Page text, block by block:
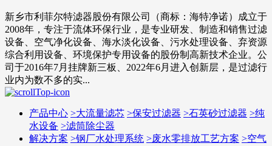
新乡市利菲尔特滤器股份有限公司（商标：海特净诺）成立于
2008年，专注于流体环保行业，是专业研发、制造和销售过滤
设备、空气净化设备、海水淡化设备、污水处理设备、弃资源
综合利用设备、环境保护专用设备的股份制高新技术企业。公
司于2016年7月挂牌新三板、2022年6月进入创新层，是过滤行
业内为数不多的实...
产品中心 >大流量滤芯 >保安过滤器 >石英砂过滤器 >纯
水设备 >滤筒除尘器
解决方案 >钢厂水处理系统 >废水零排放工艺方案 >空气